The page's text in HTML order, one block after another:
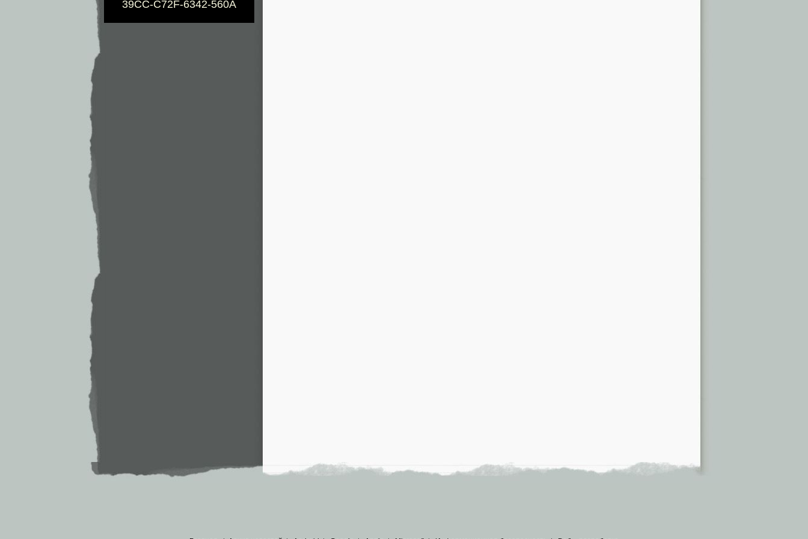
39CC-C72F-6342-560A